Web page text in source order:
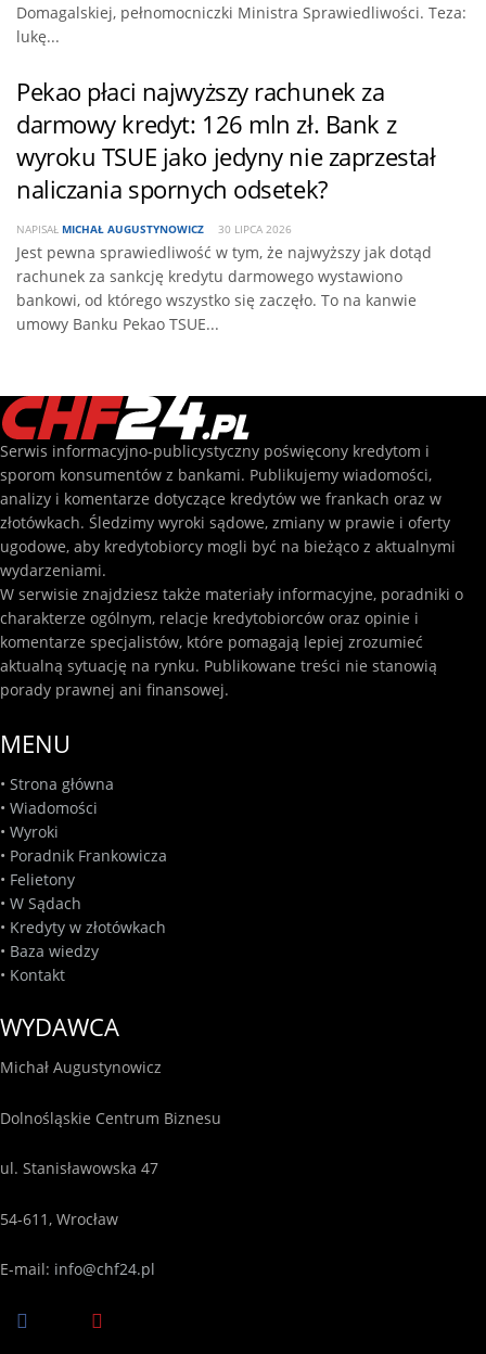
Domagalskiej, pełnomocniczki Ministra Sprawiedliwości. Teza:
lukę...
Pekao płaci najwyższy rachunek za
darmowy kredyt: 126 mln zł. Bank z
wyroku TSUE jako jedyny nie zaprzestał
naliczania spornych odsetek?
NAPISAŁ MICHAŁ AUGUSTYNOWICZ 30 LIPCA 2026
Jest pewna sprawiedliwość w tym, że najwyższy jak dotąd
rachunek za sankcję kredytu darmowego wystawiono
bankowi, od którego wszystko się zaczęło. To na kanwie
umowy Banku Pekao TSUE...
Serwis informacyjno-publicystyczny poświęcony kredytom i
sporom konsumentów z bankami. Publikujemy wiadomości,
analizy i komentarze dotyczące kredytów we frankach oraz w
złotówkach. Śledzimy wyroki sądowe, zmiany w prawie i oferty
ugodowe, aby kredytobiorcy mogli być na bieżąco z aktualnymi
wydarzeniami.
W serwisie znajdziesz także materiały informacyjne, poradniki o
charakterze ogólnym, relacje kredytobiorców oraz opinie i
komentarze specjalistów, które pomagają lepiej zrozumieć
aktualną sytuację na rynku. Publikowane treści nie stanowią
porady prawnej ani finansowej.
MENU
• Strona główna
• Wiadomości
• Wyroki
• Poradnik Frankowicza
• Felietony
• W Sądach
• Kredyty w złotówkach
• Baza wiedzy
• Kontakt
WYDAWCA
Michał Augustynowicz
Dolnośląskie Centrum Biznesu
ul. Stanisławowska 47
54-611, Wrocław
E-mail: info@chf24.pl